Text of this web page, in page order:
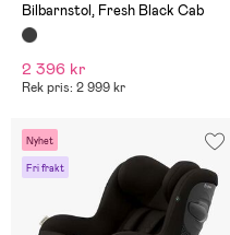
Bilbarnstol, Fresh Black Cab
2 396 kr
Rek pris: 2 999 kr
Nyhet
Fri frakt